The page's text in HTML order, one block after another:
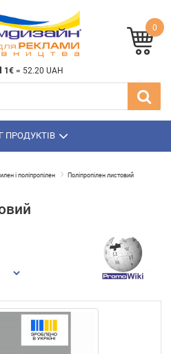
1€ = 52.20 UAH
0
ПРОДУКТІВ
і поліпропілен Поліпропілен листовий